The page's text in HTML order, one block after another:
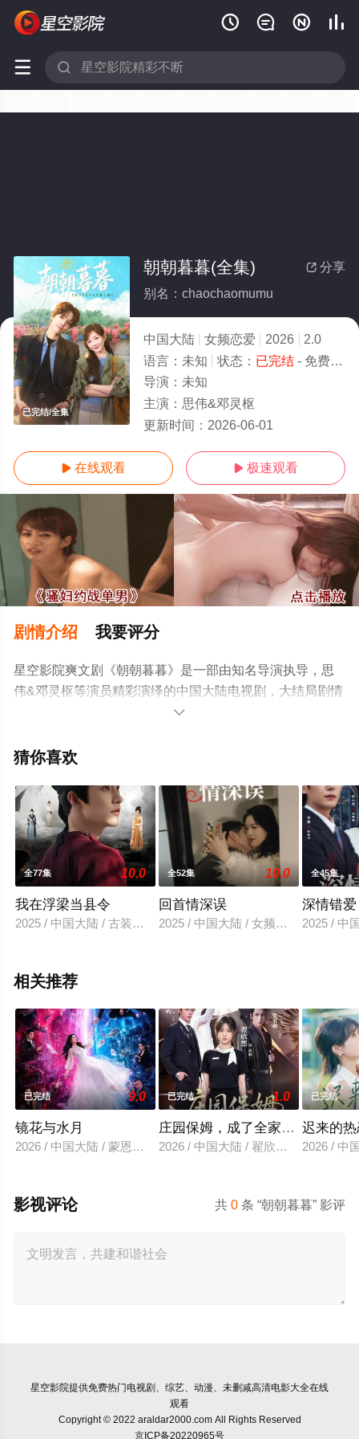
   
 
已完结/全集
 分享
朝朝暮暮(全集)
别名：chaochaomumu
中国大陆 女频恋爱 2026
2.0
语言： 未知 状态： 已完结- 免费在线观看
导演： 未知
主演： 思伟&邓灵枢
更新时间： 2026-06-01
 在线观看  极速观看
剧情介绍 我要评分
星空影院爽文剧《朝朝暮暮》是一部由知名导演执导，思
伟&邓灵枢等演员精彩演绎的中国大陆电视剧，大结局剧情
已揭晓（已完结），手机免费观看高清无删减完整版电视
剧、电视猫或剧情网等平台了解。

猜你喜欢
全77集 10.0
我在浮梁当县令
2025 / 中国大陆 / 古装仙侠
全52集 10.0
回首情深误
2025 / 中国大陆 / 女频恋爱
全45集
深情错爱
2025 / 中
相关推荐
已完结 9.0
镜花与水月
2026 / 中国大陆 / 蒙恩＆胡家荣＆钟正
已完结 1.0
庄园保姆，成了全家白月光
2026 / 中国大陆 / 翟欣然&高铭屿
已完结
迟来的
2026 / 中
共0 条 “朝朝暮暮” 影评
影视评论
星空影院提供免费热门电视剧、综艺、动漫、未删减高清电影大全在线
观看
Copyright © 2022 araldar2000.com All Rights Reserved
京ICP备20220965号